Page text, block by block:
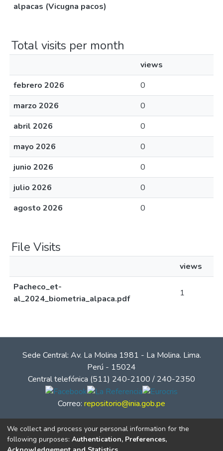
alpacas (Vicugna pacos)
Total visits per month
views
febrero 2026
0
marzo 2026
0
abril 2026
0
mayo 2026
0
junio 2026
0
julio 2026
0
agosto 2026
0
File Visits
views
Pacheco_et-
al_2024_biometria_alpaca.pdf
1
Sede Central: Av. La Molina 1981 - La Molina. Lima.
Perú - 15024
Central telefónica (511) 240-2100 / 240-2350
Correo: repositorio@inia.gob.pe
We collect and process your personal information for the
following purposes: Authentication, Preferences,